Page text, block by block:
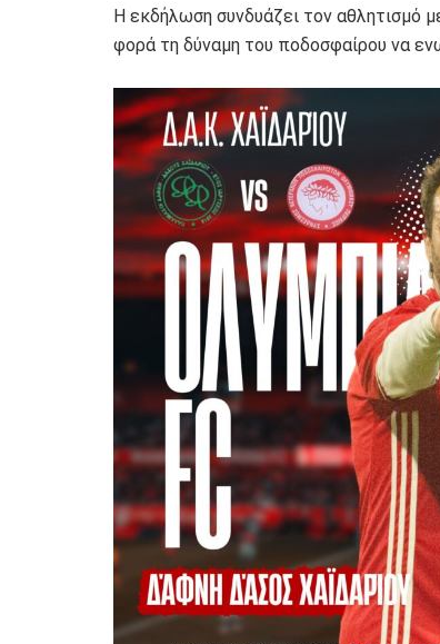
Η εκδήλωση συνδυάζει τον αθλητισμό
φορά τη δύναμη του ποδοσφαίρου να